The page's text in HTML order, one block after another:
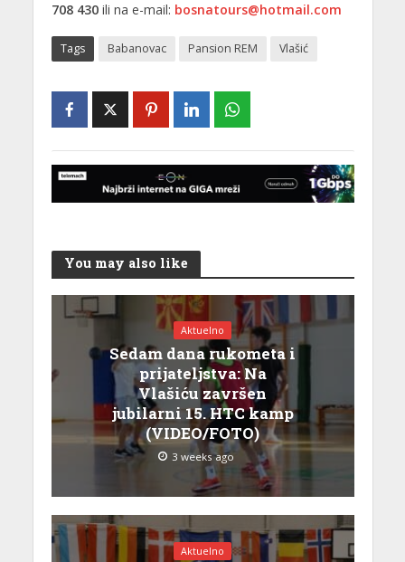
708 430ili na e-mail: bosnatours@hotmail.com
Tags Babanovac Pansion REM Vlašić
You may also like
Aktuelno
Sedam dana rukometa i
prijateljstva: Na
Vlašiću završen
jubilarni 15. HTC kamp
(VIDEO/FOTO)
3 weeks ago
Aktuelno